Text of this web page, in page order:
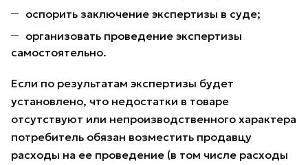
оспорить заключение экспертизы в суде;
организовать проведение экспертизы
самостоятельно.
Если по результатам экспертизы будет
установлено, что недостатки в товаре
отсутствуют или непроизводственного характера
потребитель обязан возместить продавцу
расходы на ее проведение (в том числе расходы